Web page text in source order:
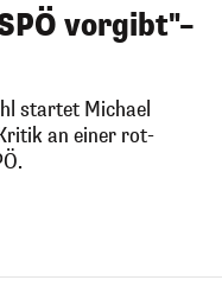
vorgibt"–
startet Michael
an einer rot-